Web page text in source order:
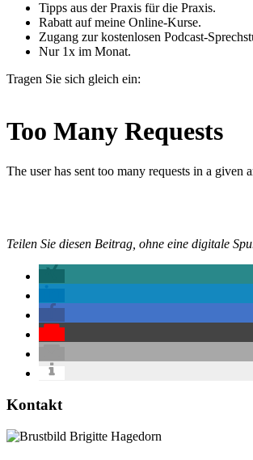
Tipps aus der Praxis für die Praxis.
Rabatt auf meine Online-Kurse.
Zugang zur kostenlosen Podcast-
Nur 1x im Monat.
Tragen Sie sich gleich ein:
Teilen Sie diesen Beitrag, ohne eine digitale
Kontakt